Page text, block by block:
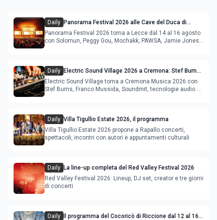
Daily Panorama Festival 2026 alle Cave del Duca di
Lecce: lineup e programma
Panorama Festival 2026 torna a Lecce dal 14 al 16 agosto
con Solomun, Peggy Gou, Mochakk, PAWSA, Jamie Jones
Daily Electric Sound Village 2026 a Cremona: Stef Burns,
Soundmit e Young Band Contest, il programma
Electric Sound Village torna a Cremona Musica 2026 con
Stef Burns, Franco Mussida, Soundmit, tecnologie audio e
Daily Villa Tigullio Estate 2026, il programma
Villa Tigullio Estate 2026 propone a Rapallo concerti,
spettacoli, incontri con autori e appuntamenti culturali
Daily La line-up completa del Red Valley Festival 2026
Red Valley Festival 2026: Lineup, DJ set, creator e tre giorni
di concerti
Daily
Il programma del Cocoricò di Riccione dal 12 al 16